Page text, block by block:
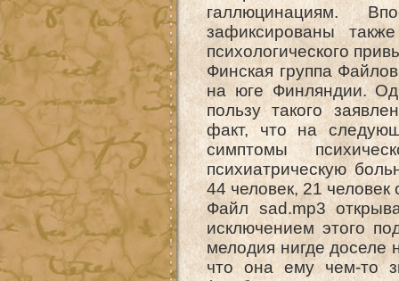
галлюцинациям.
зафиксированы
психологического
Финская группа
на юге Финляндии.
пользу такого
факт, что на
симптомы
психиатрическую
44 человек, 21
Файл sad.mp3
исключением этого
мелодия нигде доселе
что она ему чем-то